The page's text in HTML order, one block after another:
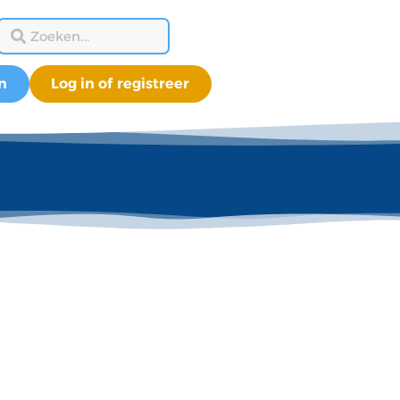
Log in of registreer